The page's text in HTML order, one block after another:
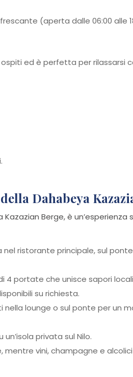
(aperta dalle 06:00 alle
ed è perfetta per rilassarsi
Dahabeya
Berge, è un’esperienza
ristorante principale, sul
4 portate che unisce sapori
su richiesta.
lounge o sul ponte per un
privata sul Nilo.
vini, champagne e